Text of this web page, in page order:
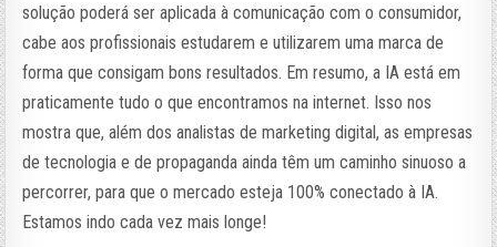
solução poderá ser aplicada à comunicação com o consumidor,
cabe aos profissionais estudarem e utilizarem uma marca de
forma que consigam bons resultados. Em resumo, a IA está em
praticamente tudo o que encontramos na internet. Isso nos
mostra que, além dos analistas de marketing digital, as empresas
de tecnologia e de propaganda ainda têm um caminho sinuoso a
percorrer, para que o mercado esteja 100% conectado à IA.
Estamos indo cada vez mais longe!